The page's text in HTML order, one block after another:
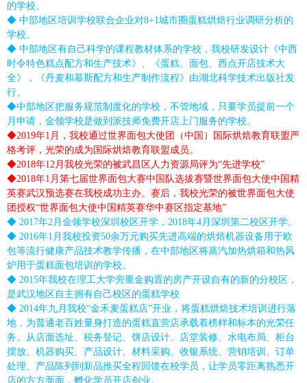
的学校。
◆ 中部地区培训学校联合企业对8+1城市圈蛋糕烘焙行业调研分析的
学校。
◆ 中部地区有自己科学的课程教材体系的学校，我校研发设计《中西
时令特色糕点配方和生产技术》、《蛋糕、面包、西点开店技术大
全》，《丹麦和慕斯配方和生产制作流程》由湖北科学技术出版社发
行。
◆中部地区把服务规范制度化的学校，不管地域，只要学员提前一个
月申请，金领学校是做到派技师免费开店上门服务的学校。
◆2019年1月，我校通过世界面包大使团（中国）国际烘焙教育联盟严
格考评，光荣的成为国际烘焙教育联盟成员。
◆2018年12月我校光荣的被武昌区人力资源局评为“先进学校”
◆2018年1月第七届世界面包大赛中国队选拔赛暨世界面包大使中国精
英赛武汉预选赛在我校成功主办。赛后，我校光荣的被世界面包大使
团授权“世界面包大使中国精英赛华中赛区指定基地”
◆ 2017年2月金领学校深圳校区开学，2018年4月深圳第二校区开学。
◆ 2016年1月我校投资50余万元购买先进高端的烘焙机器设备用于欧
包等流行健康产品技术教学传播，在中部地区将蒸汽加热烘箱和热风
炉用于蛋糕面包培训的学校。
◆ 2015年我校在理工大学旁重金购置的房产开设自有的新的分校区，
是武汉地区自主拥有自己校区的蛋糕学校
◆ 2014年九月我校“金禾麦蛋糕店”开业，将蛋糕烘焙技术培训进行落
地，为普通老百姓量身打造的蛋糕直营店承载着榜样和标本的光荣任
务。从店面选址、税务登记、饼店设计、店堂装修、水电布局、柜台
摆放、机器购买、产品设计、材料采购、收银系统、营销培训、订单
处理、产品陈列到新品推买全程回馈在校学员，让学员零距离熟悉开
店的方方面面，孵化学员开店创业。